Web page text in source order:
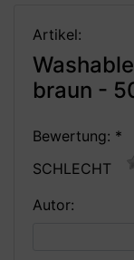
Artikel:
braun -
Bewertung: *
SCHLECHT
Autor: